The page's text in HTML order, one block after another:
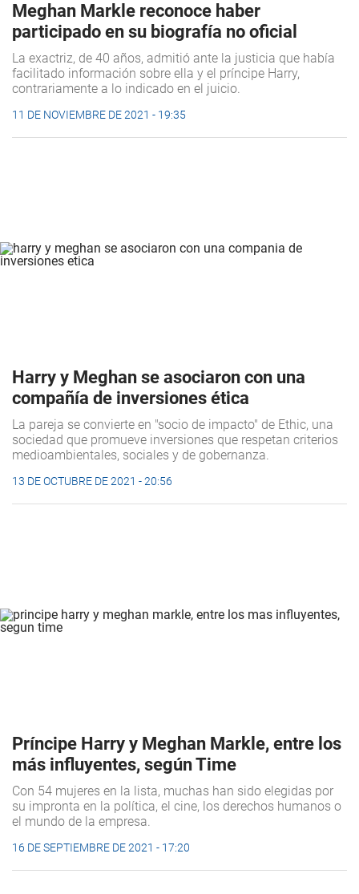
Meghan Markle reconoce haber
participado en su biografía no oficial
La exactriz, de 40 años, admitió ante la justicia que había
facilitado información sobre ella y el príncipe Harry,
contrariamente a lo indicado en el juicio.
11 DE NOVIEMBRE DE 2021 - 19:35
Harry y Meghan se asociaron con una
compañía de inversiones ética
La pareja se convierte en "socio de impacto" de Ethic, una
sociedad que promueve inversiones que respetan criterios
medioambientales, sociales y de gobernanza.
13 DE OCTUBRE DE 2021 - 20:56
Príncipe Harry y Meghan Markle, entre los
más influyentes, según Time
Con 54 mujeres en la lista, muchas han sido elegidas por
su impronta en la política, el cine, los derechos humanos o
el mundo de la empresa.
16 DE SEPTIEMBRE DE 2021 - 17:20